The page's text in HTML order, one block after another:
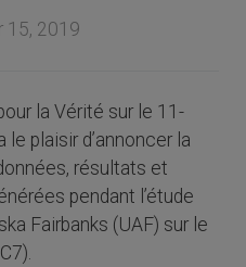
15, 2019
la Vérité sur le 11-
plaisir d’annoncer la
résultats et
pendant l’étude
Fairbanks (UAF) sur le